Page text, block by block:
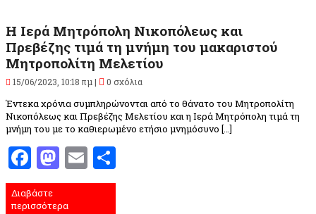
Η Ιερά Μητρόπολη Νικοπόλεως και
Πρεβέζης τιμά τη μνήμη του μακαριστού
Μητροπολίτη Μελετίου
15/06/2023, 10:18 πμ | 0 σχόλια
Έντεκα χρόνια συμπληρώνονται από το θάνατο του Μητροπολίτη
Νικοπόλεως και Πρεβέζης Μελετίου και η Ιερά Μητρόπολη τιμά τη
μνήμη του με το καθιερωμένο ετήσιο μνημόσυνο […]
Facebook
Mastodon
Email
Διαβάστε
περισσότερα